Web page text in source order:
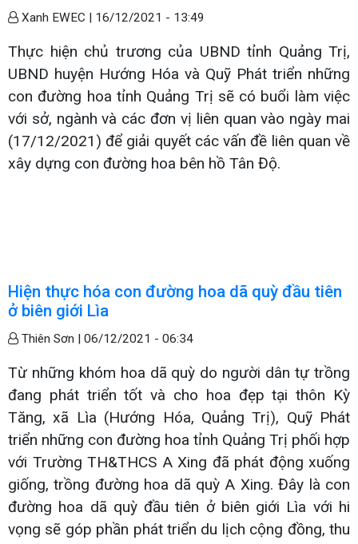
Xanh EWEC | 16/12/2021 - 13:49
Thực hiện chủ trương của UBND tỉnh Quảng Trị,
UBND huyện Hướng Hóa và Quỹ Phát triển những
con đường hoa tỉnh Quảng Trị sẽ có buổi làm việc
với sở, ngành và các đơn vị liên quan vào ngày mai
(17/12/2021) để giải quyết các vấn đề liên quan về
xây dựng con đường hoa bên hồ Tân Độ.
Hiện thực hóa con đường hoa dã quỳ đầu tiên
ở biên giới Lìa
Thiên Sơn | 06/12/2021 - 06:34
Từ những khóm hoa dã quỳ do người dân tự trồng
đang phát triển tốt và cho hoa đẹp tại thôn Kỳ
Tăng, xã Lìa (Hướng Hóa, Quảng Trị), Quỹ Phát
triển những con đường hoa tỉnh Quảng Trị phối hợp
với Trường TH&THCS A Xing đã phát động xuống
giống, trồng đường hoa dã quỳ A Xing. Đây là con
đường hoa dã quỳ đầu tiên ở biên giới Lìa với hi
vọng sẽ góp phần phát triển du lịch cộng đồng, thu